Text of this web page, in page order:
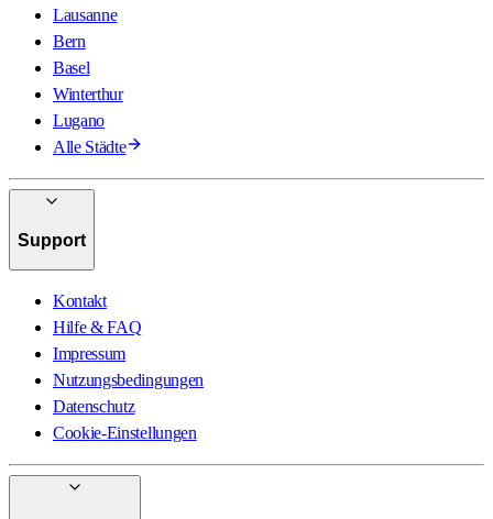
Lausanne
Bern
Basel
Winterthur
Lugano
Alle Städte
Support
Kontakt
Hilfe & FAQ
Impressum
Nutzungsbedingungen
Datenschutz
Cookie-Einstellungen